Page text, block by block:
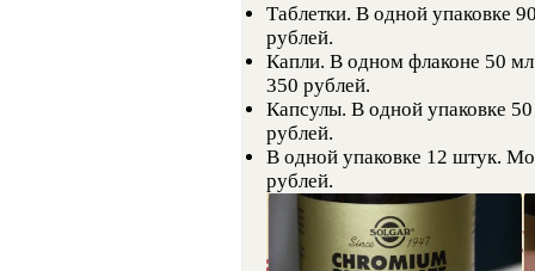
Таблетки. В одной упаковке
рублей.
Капли. В одном флаконе 50
350 рублей.
Капсулы. В одной упаковке
рублей.
В одной упаковке 12 штук.
рублей.